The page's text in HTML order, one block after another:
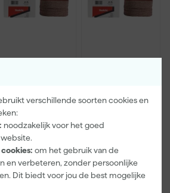
verschillende soorten cookies en
noodzakelijk voor het goed
om het gebruik van de
en verbeteren, zonder persoonlijke
Dit biedt voor jou de best mogelijke
n - 125 x K120
- Hout (50st)
Morgen
bezorgd
39 ,00
incl. BTW
n - 125 x K40 -
Morgen
39,00
incl. BTW